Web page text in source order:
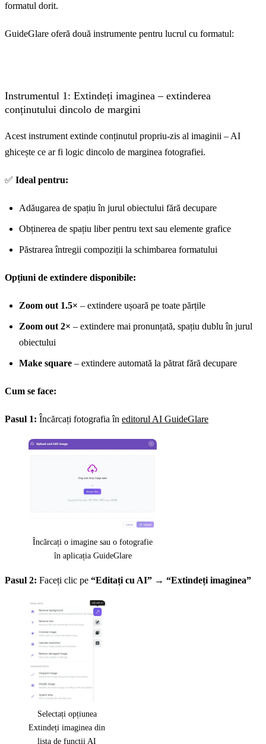
formatul dorit.
GuideGlare oferă două instrumente pentru lucrul cu formatul:
Instrumentul 1: Extindeți imaginea – extinderea
conținutului dincolo de margini
Acest instrument extinde conținutul propriu-zis al imaginii – AI
ghicește ce ar fi logic dincolo de marginea fotografiei.
✅ Ideal pentru:
Adăugarea de spațiu în jurul obiectului fără decupare
Obținerea de spațiu liber pentru text sau elemente grafice
Păstrarea întregii compoziții la schimbarea formatului
Opțiuni de extindere disponibile:
Zoom out 1.5× – extindere ușoară pe toate părțile
Zoom out 2× – extindere mai pronunțată, spațiu dublu în jurul
obiectului
Make square – extindere automată la pătrat fără decupare
Cum se face:
Pasul 1: Încărcați fotografia în editorul AI GuideGlare
Încărcați o imagine sau o fotografie
în aplicația GuideGlare
Pasul 2: Faceți clic pe “Editați cu AI” → “Extindeți imaginea”
Selectați opțiunea
Extindeți imaginea din
lista de funcții AI